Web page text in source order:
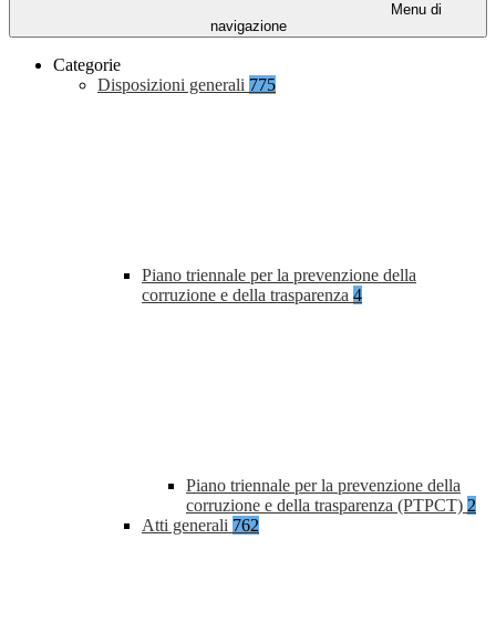
Menu di
navigazione
Categorie
Disposizioni generali 775
Piano triennale per la prevenzione della
corruzione e della trasparenza 4
Piano triennale per la prevenzione della
corruzione e della trasparenza (PTPCT) 2
Atti generali 762